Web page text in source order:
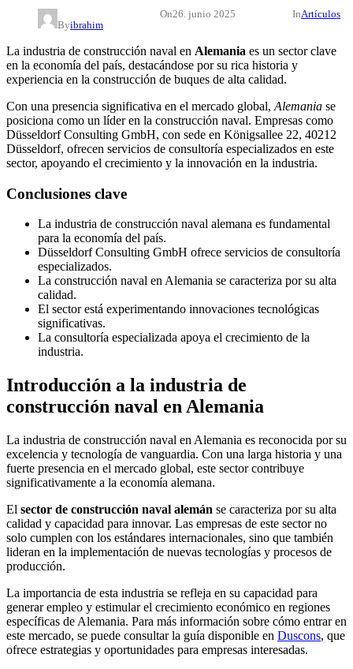
Byibrahim
On26. junio 2025 InArtículos
La industria de construcción naval en Alemania es un sector clave
en la economía del país, destacándose por su rica historia y
experiencia en la construcción de buques de alta calidad.
Con una presencia significativa en el mercado global, Alemania se
posiciona como un líder en la construcción naval. Empresas como
Düsseldorf Consulting GmbH, con sede en Königsallee 22, 40212
Düsseldorf, ofrecen servicios de consultoría especializados en este
sector, apoyando el crecimiento y la innovación en la industria.
Conclusiones clave
La industria de construcción naval alemana es fundamental
para la economía del país.
Düsseldorf Consulting GmbH ofrece servicios de consultoría
especializados.
La construcción naval en Alemania se caracteriza por su alta
calidad.
El sector está experimentando innovaciones tecnológicas
significativas.
La consultoría especializada apoya el crecimiento de la
industria.
Introducción a la industria de
construcción naval en Alemania
La industria de construcción naval en Alemania es reconocida por su
excelencia y tecnología de vanguardia. Con una larga historia y una
fuerte presencia en el mercado global, este sector contribuye
significativamente a la economía alemana.
El sector de construcción naval alemán se caracteriza por su alta
calidad y capacidad para innovar. Las empresas de este sector no
solo cumplen con los estándares internacionales, sino que también
lideran en la implementación de nuevas tecnologías y procesos de
producción.
La importancia de esta industria se refleja en su capacidad para
generar empleo y estimular el crecimiento económico en regiones
específicas de Alemania. Para más información sobre cómo entrar en
este mercado, se puede consultar la guía disponible en Duscons, que
ofrece estrategias y oportunidades para empresas interesadas.